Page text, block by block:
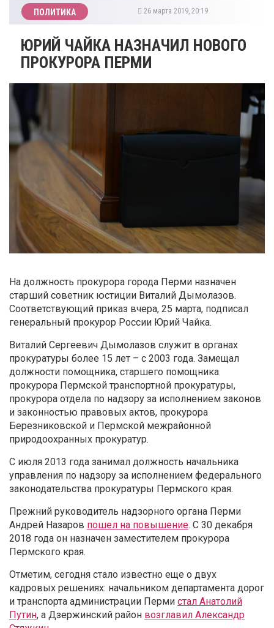
ПОЛИТИКА 26 марта 2019, 20:19
ЮРИЙ ЧАЙКА НАЗНАЧИЛ НОВОГО
ПРОКУРОРА ПЕРМИ
На должность прокурора города Перми назначен
старший советник юстиции Виталий Дымолазов.
Соответствующий приказ вчера, 25 марта, подписал
генеральный прокурор России Юрий Чайка.
Виталий Сергеевич Дымолазов служит в органах
прокуратуры более 15 лет – с 2003 года. Замещал
должности помощника, старшего помощника
прокурора Пермской транспортной прокуратуры,
прокурора отдела по надзору за исполнением законов
и законностью правовых актов, прокурора
Березниковской и Пермской межрайонной
природоохранных прокуратур.
С июля 2013 года занимал должность начальника
управления по надзору за исполнением федерального
законодательства прокуратуры Пермского края.
Прежний руководитель надзорного органа Перми
Андрей Назаров пошел на повышение. С 30 декабря
2018 года он назначен заместителем прокурора
Пермского края.
Отметим, сегодня стало известно еще о двух
кадровых решениях: начальником департамента дорог
и транспорта администрации Перми стал Анатолий
Путин, а Дзержинский район возглавил Александр